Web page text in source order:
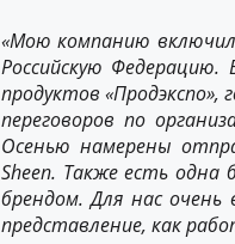
«Мою компанию
Российскую
продуктов
переговоров по
Осенью намерены
Sheen. Также есть
брендом. Для нас
представление, как